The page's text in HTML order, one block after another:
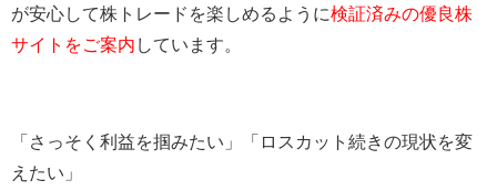
が安心して株トレードを楽しめるように検証済みの優良株
サイトをご案内 しています。
「さっそく利益を掴みたい」「ロスカット続きの現状を変
えたい」